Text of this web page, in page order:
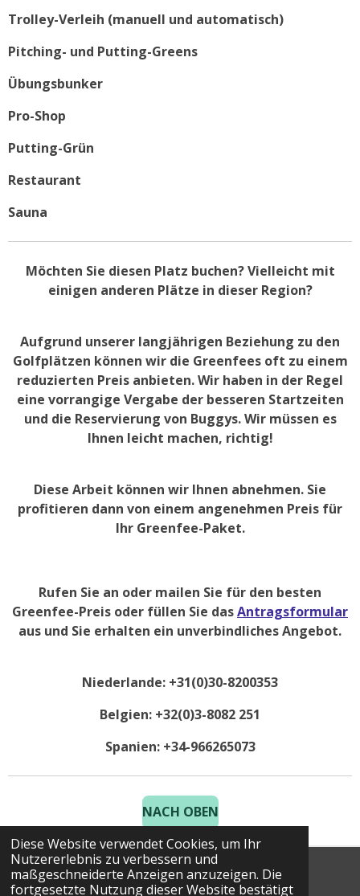
Diese Website verwendet Cookies, um Ihr
Nutzererlebnis zu verbessern und
maßgeschneiderte Anzeigen anzuzeigen. Die
fortgesetzte Nutzung dieser Website bestätigt
Trolley-Verleih (manuell und automatisch)
Pitching- und Putting-Greens
Übungsbunker
Pro-Shop
Putting-Grün
Restaurant
Sauna
Möchten Sie diesen Platz buchen? Vielleicht mit
einigen anderen Plätze in dieser Region?
Aufgrund unserer langjährigen Beziehung zu den
Golfplätzen können wir die Greenfees oft zu einem
reduzierten Preis anbieten. Wir haben in der Regel
eine vorrangige Vergabe der besseren Startzeiten
und die Reservierung von Buggys. Wir müssen es
Ihnen leicht machen, richtig!
Diese Arbeit können wir Ihnen abnehmen. Sie
profitieren dann von einem angenehmen Preis für
Ihr Greenfee-Paket.
Rufen Sie an oder mailen Sie für den besten
Greenfee-Preis oder füllen Sie dasAntragsformular
aus und Sie erhalten ein unverbindliches Angebot.
Niederlande: +31(0)30-8200353
Belgien: +32(0)3-8082 251
Spanien: +34-966265073
NACH OBEN
© 2025 Costa Golf Holidays